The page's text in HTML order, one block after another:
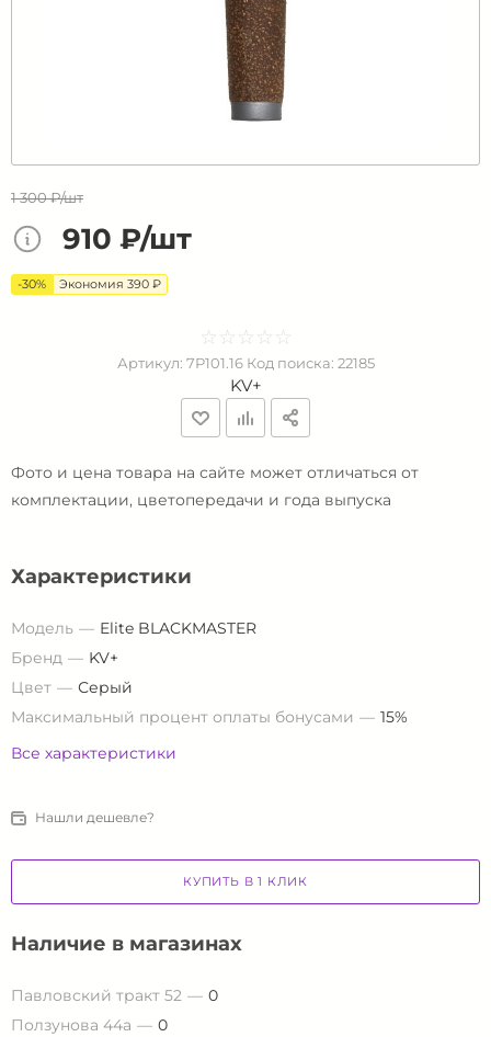
1 300 ₽/шт
910 ₽/шт
-30% Экономия 390 ₽
☆ ☆ ☆ ☆ ☆
★ ★ ★ ★ ★
Артикул: 7P101.16 Код поиска: 22185
KV+
Фото и цена товара на сайте может отличаться от
комплектации, цветопередачи и года выпуска
Характеристики
Модель
Elite BLACKMASTER
Бренд
KV+
Цвет
Серый
Максимальный процент оплаты бонусами
15%
Все характеристики
Нашли дешевле?
КУПИТЬ В 1 КЛИК
Наличие в магазинах
Павловский тракт 52
0
Ползунова 44а
0